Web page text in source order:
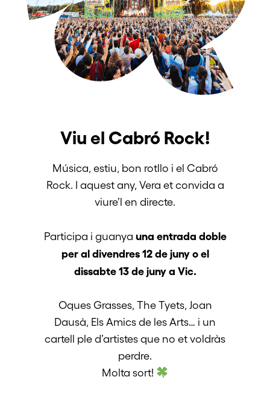
Viu el Cabró Rock!
Música, estiu, bon rotllo i el Cabró
Rock. I aquest any, Vera et convida a
viure’l en directe.
Participa i guanya una entrada doble
per al divendres 12 de juny o el
dissabte 13 de juny a Vic.
Oques Grasses, The Tyets, Joan
Dausà, Els Amics de les Arts… i un
cartell ple d’artistes que no et voldràs
perdre.
Molta sort!